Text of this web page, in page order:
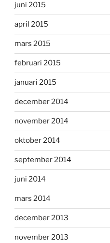
juni 2015
april 2015
mars 2015
februari 2015
januari 2015
december 2014
november 2014
oktober 2014
september 2014
juni 2014
mars 2014
december 2013
november 2013